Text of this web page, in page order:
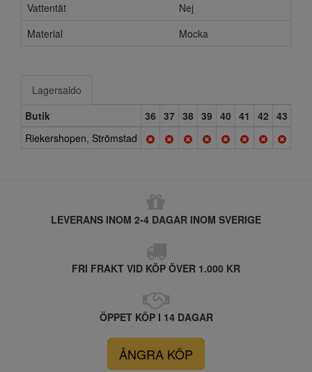
Vattentät
Nej
Material
Mocka
Lagersaldo
Butik
36 37 38 39 40 41 42 43
Riekershopen, Strömstad
LEVERANS INOM 2-4 DAGAR INOM SVERIGE
FRI FRAKT VID KÖP ÖVER 1.000 KR
ÖPPET KÖP I 14 DAGAR
ÅNGRA KÖP